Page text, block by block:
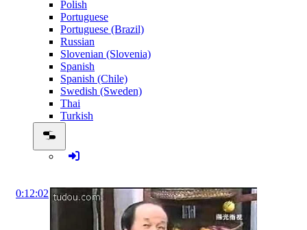
Polish
Portuguese
Portuguese (Brazil)
Russian
Slovenian (Slovenia)
Spanish
Spanish (Chile)
Swedish (Sweden)
Thai
Turkish
0:12:02